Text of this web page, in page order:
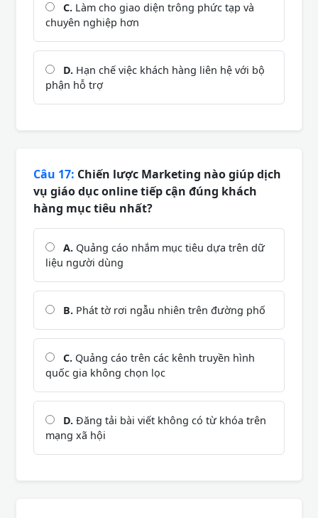
C. Làm cho giao diện trông phức tạp và
chuyên nghiệp hơn
D. Hạn chế việc khách hàng liên hệ với bộ
phận hỗ trợ
Câu 17: Chiến lược Marketing nào giúp dịch
vụ giáo dục online tiếp cận đúng khách
hàng mục tiêu nhất?
A. Quảng cáo nhắm mục tiêu dựa trên dữ
liệu người dùng
B. Phát tờ rơi ngẫu nhiên trên đường phố
C. Quảng cáo trên các kênh truyền hình
quốc gia không chọn lọc
D. Đăng tải bài viết không có từ khóa trên
mạng xã hội